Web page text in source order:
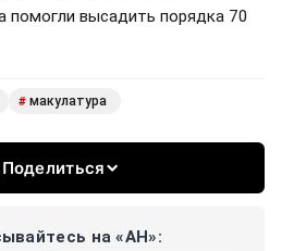
помогли высадить порядка 70
# макулатура
Поделиться
на «АН»: